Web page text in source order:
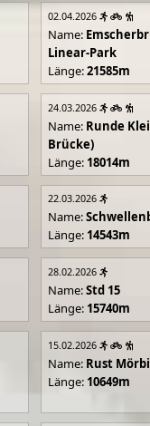
02.04.2026
Name:
Linear-Park
Länge:21585m
24.03.2026
Name: Runde
Brücke)
Länge: 18014m
22.03.2026
Name:
Länge: 14543m
28.02.2026
Name:Std 15
Länge: 15740m
15.02.2026
Name: Rust
Länge: 10649m